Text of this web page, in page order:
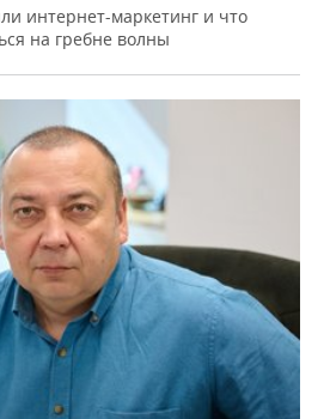
интернет-маркетинг и что
на гребне волны